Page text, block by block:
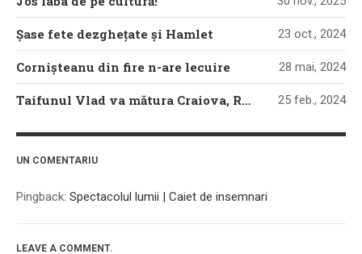
Șase fete dezghețate și Hamlet 23 oct., 2024
Cornișteanu din fire n-are lecuire 28 mai, 2024
Taifunul Vlad va mătura Craiova, România, mapamondul 25 feb., 2024
UN COMENTARIU
Pingback: Spectacolul lumii | Caiet de insemnari
LEAVE A COMMENT.